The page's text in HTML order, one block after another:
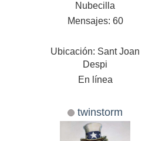
Nubecilla
Mensajes: 60
Ubicación: Sant Joan
Despi
En línea
twinstorm